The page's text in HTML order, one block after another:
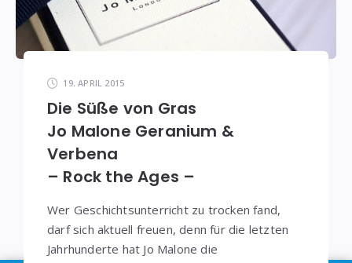
19. APRIL 2015
Die Süße von Gras
Jo Malone Geranium &
Verbena
– Rock the Ages –
Wer Geschichtsunterricht zu trocken fand,
darf sich aktuell freuen, denn für die letzten
Jahrhunderte hat Jo Malone die